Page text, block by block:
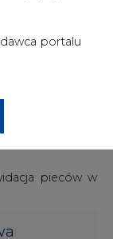
portaludo
dziewięciu
zakończeniu
piece znikną z
pieców w